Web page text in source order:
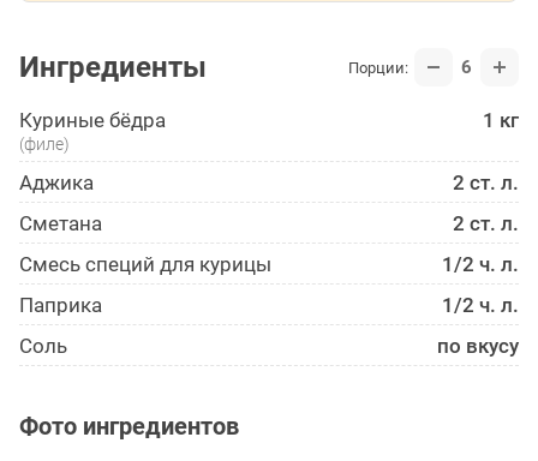
Ингредиенты Порции: 6
Куриные бёдра 1 кг
(филе)
Аджика
2 ст. л.
Сметана
2 ст. л.
Смесь специй для курицы
1/2 ч. л.
Паприка
1/2 ч. л.
Соль
по вкусу
Фото ингредиентов